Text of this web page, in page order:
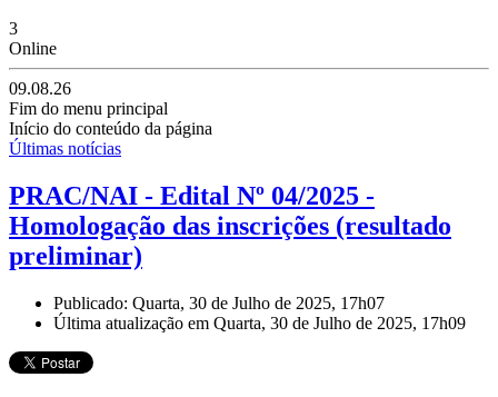
3
Online
09.08.26
Fim do menu principal
Início do conteúdo da página
Últimas notícias
PRAC/NAI - Edital Nº 04/2025 -
Homologação das inscrições (resultado
preliminar)
Publicado: Quarta, 30 de Julho de 2025, 17h07
Última atualização em Quarta, 30 de Julho de 2025, 17h09